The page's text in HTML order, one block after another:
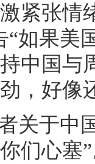
紧张情
“如果美
中国与
，好像
关于中
们心塞